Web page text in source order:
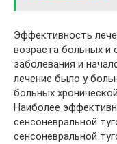
Эффективность
возраста больных и
заболевания и
лечение было у
больных
Наиболее
сенсоневральной
сенсоневральной